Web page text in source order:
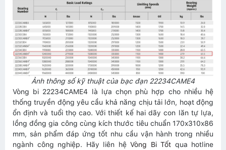
Ảnh thông số kỹ thuật của bạc đạn 22234CAME4
Vòng bi 22234CAME4 là lựa chọn phù hợp cho nhiều hệ
thống truyền động yêu cầu khả năng chịu tải lớn, hoạt động
ổn định và tuổi thọ cao. Với thiết kế hai dãy con lăn tự lựa,
lồng đồng gia công cùng kích thước tiêu chuẩn 170x310x86
mm, sản phẩm đáp ứng tốt nhu cầu vận hành trong nhiều
ngành công nghiệp. Hãy liên hệ Vòng Bi Tốt qua hotline